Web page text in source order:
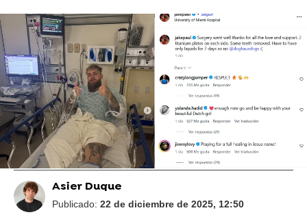
RoRo desmiente rotundamente los rumores
de infidelidad tras entrenar con Jake Paul: "Se
os está yendo la cabeza"
Asier Duque
Publicado: 22 de diciembre de 2025, 12:50